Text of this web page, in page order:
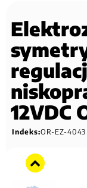
12VDC
Indeks:OR-EZ-4043